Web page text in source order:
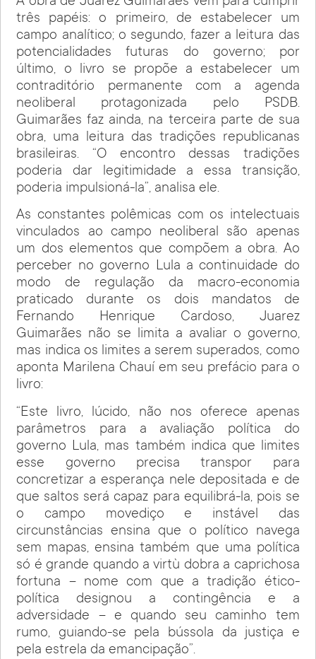
três papéis: o primeiro, de estabelecer um
campo analítico; o segundo, fazer a leitura das
potencialidades futuras do governo; por
último, o livro se propõe a estabelecer um
contraditório permanente com a agenda
neoliberal protagonizada pelo PSDB.
Guimarães faz ainda, na terceira parte de sua
obra, uma leitura das tradições republicanas
brasileiras. “O encontro dessas tradições
poderia dar legitimidade a essa transição,
poderia impulsioná-la”, analisa ele.
As constantes polêmicas com os intelectuais
vinculados ao campo neoliberal são apenas
um dos elementos que compõem a obra. Ao
perceber no governo Lula a continuidade do
modo de regulação da macro-economia
praticado durante os dois mandatos de
Fernando Henrique Cardoso, Juarez
Guimarães não se limita a avaliar o governo,
mas indica os limites a serem superados, como
aponta Marilena Chauí em seu prefácio para o
livro:
“Este livro, lúcido, não nos oferece apenas
parâmetros para a avaliação política do
governo Lula, mas também indica que limites
esse governo precisa transpor para
concretizar a esperança nele depositada e de
que saltos será capaz para equilibrá-la, pois se
o campo movediço e instável das
circunstâncias ensina que o político navega
sem mapas, ensina também que uma política
só é grande quando a virtù dobra a caprichosa
fortuna – nome com que a tradição ético-
política designou a contingência e a
adversidade – e quando seu caminho tem
rumo, guiando-se pela bússola da justiça e
pela estrela da emancipação”.